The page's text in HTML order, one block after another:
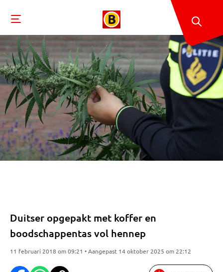
Duitser opgepakt met koffer en
boodschappentas vol hennep
11 februari 2018 om 09:21 • Aangepast 14 oktober 2025 om 22:12